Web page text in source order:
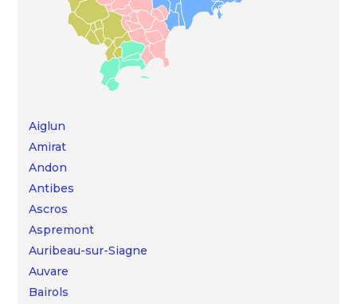
Aiglun
Amirat
Andon
Antibes
Ascros
Aspremont
Auribeau-sur-Siagne
Auvare
Bairols